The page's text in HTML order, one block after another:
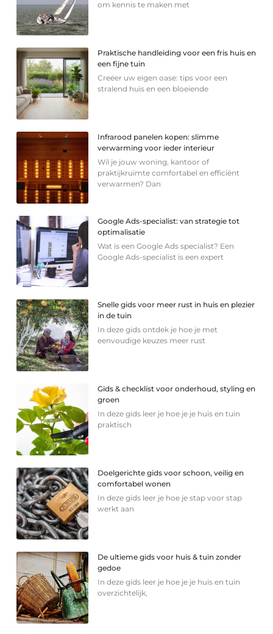
om kennis te maken met
Praktische handleiding voor een fris huis en
een fijne tuin
Creëer uw eigen oase: tips voor een
stralend huis en een bloeiende
Infrarood panelen kopen: slimme
verwarming voor ieder interieur
Wil je jouw woning, kantoor of
praktijkruimte comfortabel en efficiënt
verwarmen? Dan
Google Ads-specialist: van strategie tot
optimalisatie
Wat is een Google Ads specialist? Een
Google Ads-specialist is een expert
Snelle gids voor meer rust in huis en plezier
in de tuin
In deze gids ontdek je hoe je met
eenvoudige keuzes meer rust
Gids & checklist voor onderhoud, styling en
groen
In deze gids leer je hoe je je huis en tuin
praktisch
Doelgerichte gids voor schoon, veilig en
comfortabel wonen
In deze gids leer je hoe je stap voor stap
werkt aan
De ultieme gids voor huis & tuin zonder
gedoe
In deze gids leer je hoe je je huis en tuin
overzichtelijk,